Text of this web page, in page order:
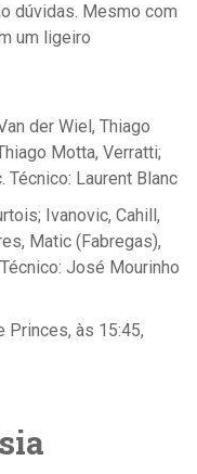
dúvidas. Mesmo com
um ligeiro
der Wiel, Thiago
Motta, Verratti;
Técnico: Laurent Blanc
Ivanovic, Cahill,
Matic (Fabregas),
José Mourinho
Princes, às 15:45,